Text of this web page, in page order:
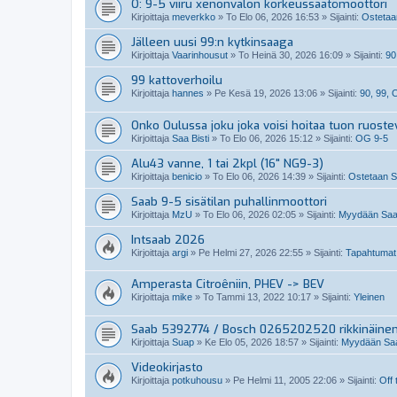
O: 9-5 viiru xenonvalon korkeussäätömoottori
Kirjoittaja meverkko » To Elo 06, 2026 16:53 » Sijainti:
Jälleen uusi 99:n kytkinsaaga
Kirjoittaja Vaarinhousut » To Heinä 30, 2026 16:09 » Sijainti:
99 kattoverhoilu
Kirjoittaja hannes » Pe Kesä 19, 2026 13:06 » Sijainti: 90, 99,
Onko Oulussa joku joka voisi hoitaa tuon
Kirjoittaja Saa Bisti » To Elo 06, 2026 15:12 » Sijainti: OG 9-5
Alu43 vanne, 1 tai 2kpl (16" NG9-3)
Kirjoittaja benicio » To Elo 06, 2026 14:39 » Sijainti: Ostetaan
Saab 9-5 sisätilan puhallinmoottori
Kirjoittaja MzU » To Elo 06, 2026 02:05 » Sijainti: Myydään
Intsaab 2026
Kirjoittaja argi » Pe Helmi 27, 2026 22:55 » Sijainti: Tapahtumat
Amperasta Citroêniin, PHEV -> BEV
Kirjoittaja mike » To Tammi 13, 2022 10:17 » Sijainti: Yleinen
Saab 5392774 / Bosch 0265202520
Kirjoittaja Suap » Ke Elo 05, 2026 18:57 » Sijainti: Myydään
Videokirjasto
Kirjoittaja potkuhousu » Pe Helmi 11, 2005 22:06 » Sijainti: Off